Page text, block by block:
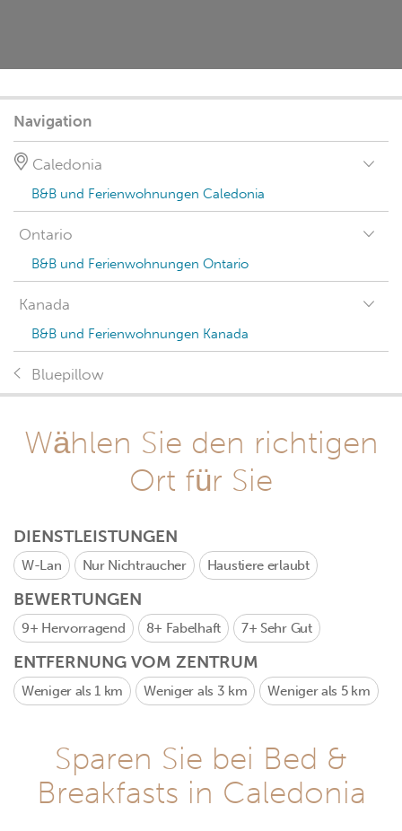
Navigation
Caledonia
B&B und Ferienwohnungen Caledonia
Ontario
B&B und Ferienwohnungen Ontario
Kanada
B&B und Ferienwohnungen Kanada
Bluepillow
Wählen Sie den richtigen
Ort für Sie
DIENSTLEISTUNGEN
W-Lan Nur Nichtraucher Haustiere erlaubt
BEWERTUNGEN
9+ Hervorragend 8+ Fabelhaft 7+ Sehr Gut
ENTFERNUNG VOM ZENTRUM
Weniger als 1 km Weniger als 3 km Weniger als 5 km
Sparen Sie bei Bed &
Breakfasts in Caledonia